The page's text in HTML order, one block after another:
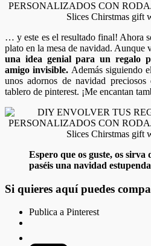
… y este es el resultado final! Ahora
plato en la mesa de navidad. Aunque
una idea genial para un regalo
amigo invisible. Además siguiendo
unos adornos de navidad
tablero de pinterest. ¡Me encantan
Espero que os guste, os
paséis una navidad
Si quieres aquí puedes
Publica a Pinterest